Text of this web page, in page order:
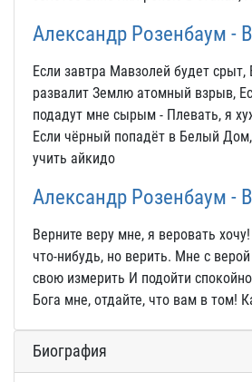
Александр Розенбаум -
Если завтра Мавзолей будет срыт,
развалит Землю атомный взрыв,
подадут мне сырым - Плевать, я
Если чёрный попадёт в Белый
учить айкидо
Александр Розенбаум -
Верните веру мне, я веровать
что-нибудь, но верить. Мне с
свою измерить И подойти
Бога мне, отдайте, что вам в том!
Биография